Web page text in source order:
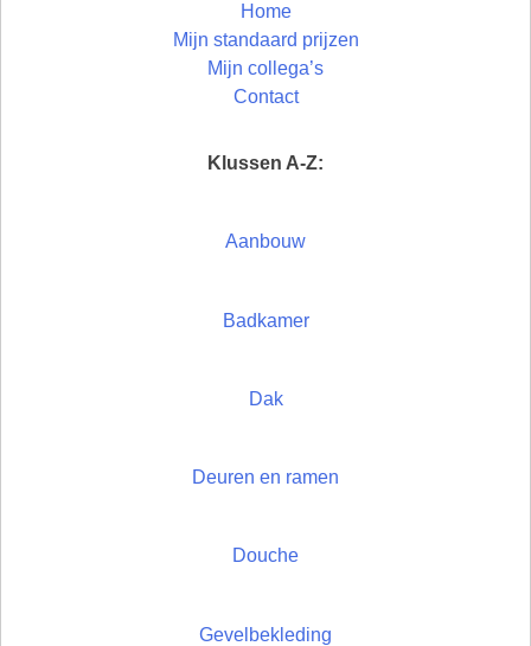
Home
Mijn standaard prijzen
Mijn collega’s
Contact
Klussen A-Z:
Aanbouw
Badkamer
Dak
Deuren en ramen
Douche
Gevelbekleding